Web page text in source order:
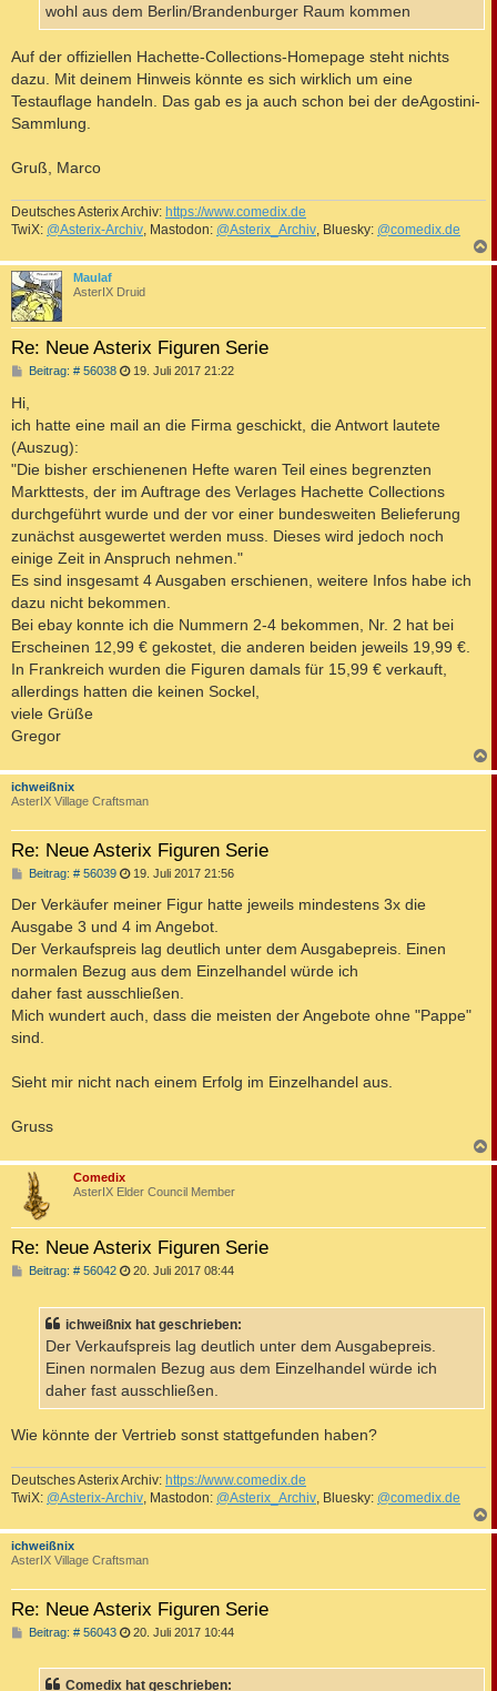
wohl aus dem Berlin/Brandenburger Raum kommen
Auf der offiziellen Hachette-Collections-Homepage steht nichts
dazu. Mit deinem Hinweis könnte es sich wirklich um eine
Testauflage handeln. Das gab es ja auch schon bei der deAgostini-
Sammlung.
Gruß, Marco
Deutsches Asterix Archiv: https://www.comedix.de
TwiX: @Asterix-Archiv, Mastodon: @Asterix_Archiv, Bluesky: @comedix.de
a
Maulaf
AsterIX Druid
Re: Neue Asterix Figuren Serie
Beitrag: # 56038B
r
19. Juli 2017 21:22
Hi,
ich hatte eine mail an die Firma geschickt, die Antwort lautete
(Auszug):
"Die bisher erschienenen Hefte waren Teil eines begrenzten
Markttests, der im Auftrage des Verlages Hachette Collections
durchgeführt wurde und der vor einer bundesweiten Belieferung
zunächst ausgewertet werden muss. Dieses wird jedoch noch
einige Zeit in Anspruch nehmen."
Es sind insgesamt 4 Ausgaben erschienen, weitere Infos habe ich
dazu nicht bekommen.
Bei ebay konnte ich die Nummern 2-4 bekommen, Nr. 2 hat bei
Erscheinen 12,99 € gekostet, die anderen beiden jeweils 19,99 €.
In Frankreich wurden die Figuren damals für 15,99 € verkauft,
allerdings hatten die keinen Sockel,
viele Grüße
Gregor
a
ichweißnix
AsterIX Village Craftsman
Re: Neue Asterix Figuren Serie
Beitrag: # 56039B
i
r
a
g
19. Juli 2017 21:56
Der Verkäufer meiner Figur hatte jeweils mindestens 3x die
Ausgabe 3 und 4 im Angebot.
Der Verkaufspreis lag deutlich unter dem Ausgabepreis. Einen
normalen Bezug aus dem Einzelhandel würde ich
daher fast ausschließen.
Mich wundert auch, dass die meisten der Angebote ohne "Pappe"
sind.
Sieht mir nicht nach einem Erfolg im Einzelhandel aus.
Gruss
a
Comedix
AsterIX Elder Council Member
Re: Neue Asterix Figuren Serie
Beitrag: # 56042B
r
a
20. Juli 2017 08:44
ichweißnix hat geschrieben:
Der Verkaufspreis lag deutlich unter dem Ausgabepreis.
Einen normalen Bezug aus dem Einzelhandel würde ich
daher fast ausschließen.
Wie könnte der Vertrieb sonst stattgefunden haben?
Deutsches Asterix Archiv: https://www.comedix.de
TwiX: @Asterix-Archiv , Mastodon: @Asterix_Archiv , Bluesky: @comedix.de
a
ichweißnix
AsterIX Village Craftsman
Re: Neue Asterix Figuren Serie
Beitrag: # 56043B 20. Juli 2017 10:44
Comedix hat geschrieben: